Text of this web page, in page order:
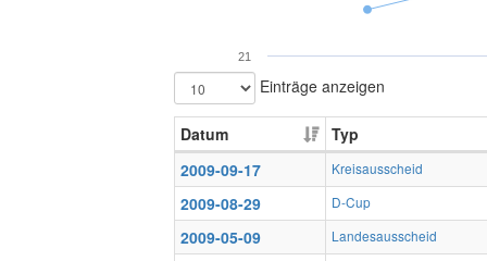
21
Einträge anzeigen
Datum
Typ
2009-09-17
Kreisausscheid
2009-08-29 D-Cup
2009-05-09 Landesausscheid